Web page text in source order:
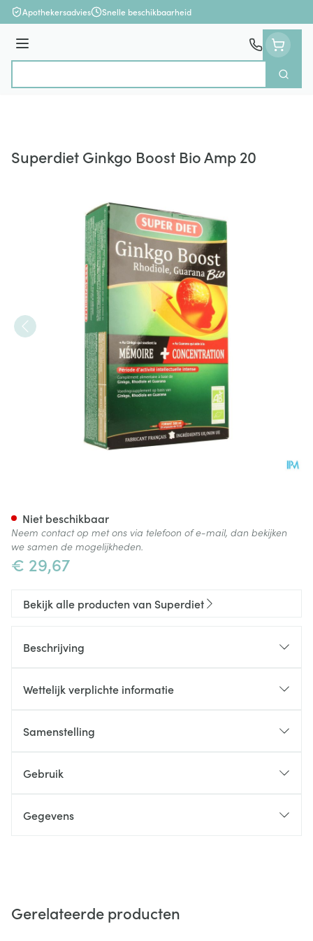
Ga naar de inhoud
Apothekersadvies Snelle beschikbaarheid
Menu
Zoek
Superdiet Ginkgo Boost Bio Amp 20
€ 29,67
Niet beschikbaar
Neem contact op met ons via telefoon of e-mail, dan bekijken
we samen de mogelijkheden.
Bekijk alle producten van Superdiet
Beschrijving
Wettelijk verplichte informatie
Samenstelling
Gebruik
Gegevens
Gerelateerde producten